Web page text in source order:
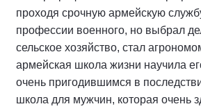
проходя срочную армейскую
профессии военного, но выбрал
сельское хозяйство, стал
армейская школа жизни научила
очень пригодившимся в
школа для мужчин, которая очень